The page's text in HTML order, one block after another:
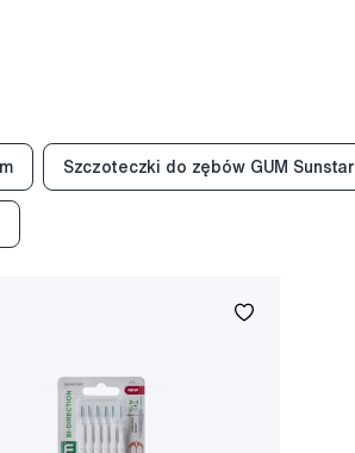
Szczoteczki do zębów GUM Sunstar